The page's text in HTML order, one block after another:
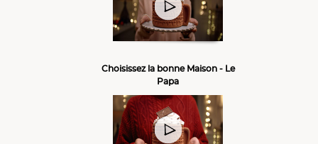
Choisissez la bonne Maison - Le
Papa